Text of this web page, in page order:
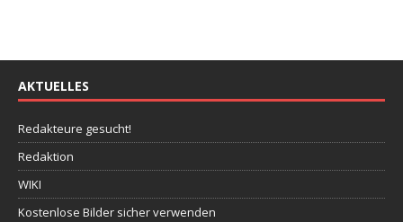
AKTUELLES
Redakteure gesucht!
Redaktion
WIKI
Kostenlose Bilder sicher verwenden